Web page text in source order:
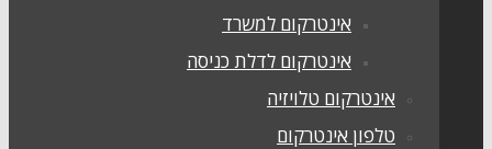
אינטרקום למשרד
אינטרקום לדלת כניסה
אינטרקום טלויזיה
טלפון אינטרקום